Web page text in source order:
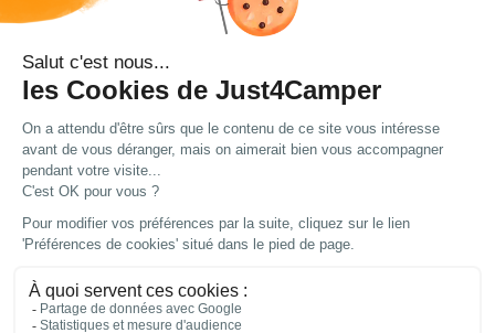
Le support plateforme Stand, compact (15
x 15 x 1 cm) et stable, se pose simplement
sur une table ou un matelas pour
transformer votre espace en bureau ou
coin détente, idéal pour les longues
étapes ou les soirées en camping, sans
encombrer votre espace de vie déjà